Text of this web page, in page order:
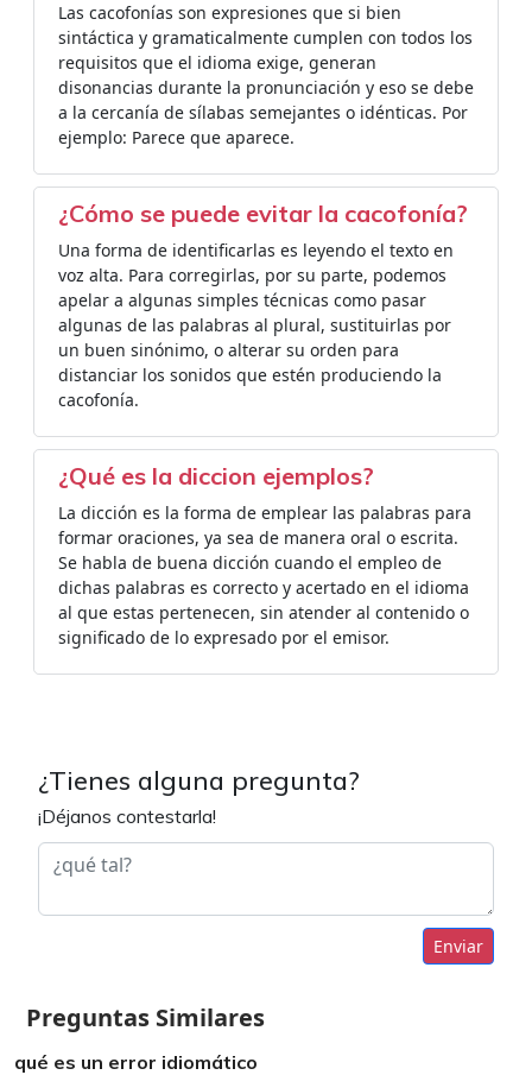
Las cacofonías son expresiones que si bien
sintáctica y gramaticalmente cumplen con todos los
requisitos que el idioma exige, generan
disonancias durante la pronunciación y eso se debe
a la cercanía de sílabas semejantes o idénticas. Por
ejemplo: Parece que aparece.
¿Cómo se puede evitar la cacofonía?
Una forma de identificarlas es leyendo el texto en
voz alta. Para corregirlas, por su parte, podemos
apelar a algunas simples técnicas como pasar
algunas de las palabras al plural, sustituirlas por
un buen sinónimo, o alterar su orden para
distanciar los sonidos que estén produciendo la
cacofonía.
¿Qué es la diccion ejemplos?
La dicción es la forma de emplear las palabras para
formar oraciones, ya sea de manera oral o escrita.
Se habla de buena dicción cuando el empleo de
dichas palabras es correcto y acertado en el idioma
al que estas pertenecen, sin atender al contenido o
significado de lo expresado por el emisor.
¿Tienes alguna pregunta?
¡Déjanos contestarla!
Enviar
Preguntas Similares
qué es un error idiomático